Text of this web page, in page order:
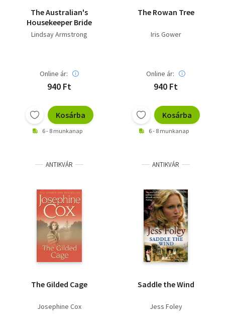
The Australian's
Housekeeper Bride
Lindsay Armstrong
Online ár:
940 Ft
Kosárba
6 - 8 munkanap
The Rowan Tree
Iris Gower
Online ár:
940 Ft
Kosárba
6 - 8 munkanap
ANTIKVÁR
The Gilded Cage
Josephine Cox
ANTIKVÁR
Saddle the Wind
Jess Foley